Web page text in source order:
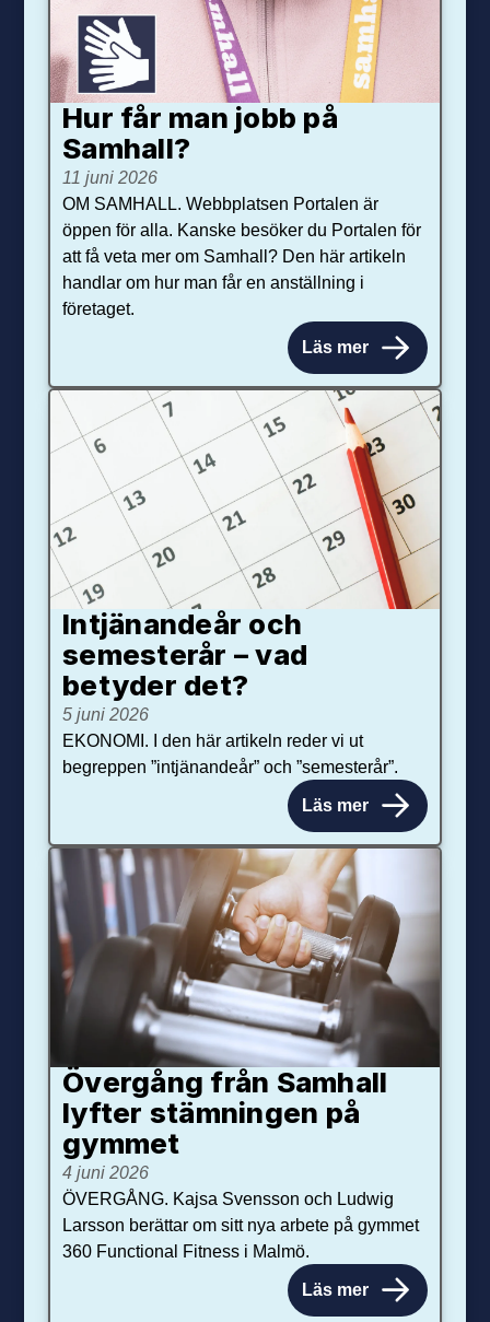
Hur får man jobb på
Samhall?
11 juni 2026
OM SAMHALL. Webbplatsen Portalen är
öppen för alla. Kanske besöker du Portalen för
att få veta mer om Samhall? Den här artikeln
handlar om hur man får en anställning i
företaget.
Läs mer
Intjänandeår och
semesterår – vad
betyder det?
5 juni 2026
EKONOMI. I den här artikeln reder vi ut
begreppen ”intjänandeår” och ”semesterår”.
Läs mer
Övergång från Samhall
lyfter stämningen på
gymmet
4 juni 2026
ÖVERGÅNG. Kajsa Svensson och Ludwig
Larsson berättar om sitt nya arbete på gymmet
360 Functional Fitness i Malmö.
Läs mer